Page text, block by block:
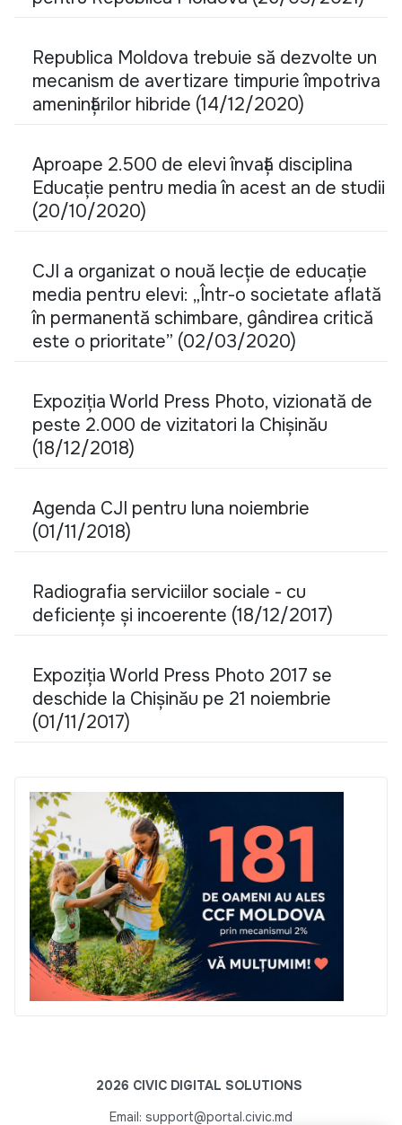
Republica Moldova trebuie să dezvolte un
mecanism de avertizare timpurie împotriva
amenințărilor hibride (14/12/2020)
Aproape 2.500 de elevi învață disciplina
Educaţie pentru media în acest an de studii
(20/10/2020)
CJI a organizat o nouă lecție de educație
media pentru elevi: „Într-o societate aflată
în permanentă schimbare, gândirea critică
este o prioritate” (02/03/2020)
Expoziția World Press Photo, vizionată de
peste 2.000 de vizitatori la Chișinău
(18/12/2018)
Agenda CJI pentru luna noiembrie
(01/11/2018)
Radiografia serviciilor sociale - cu
deficiențe și incoerente (18/12/2017)
Expoziția World Press Photo 2017 se
deschide la Chișinău pe 21 noiembrie
(01/11/2017)
2026 CIVIC DIGITAL SOLUTIONS
Email: support@portal.civic.md